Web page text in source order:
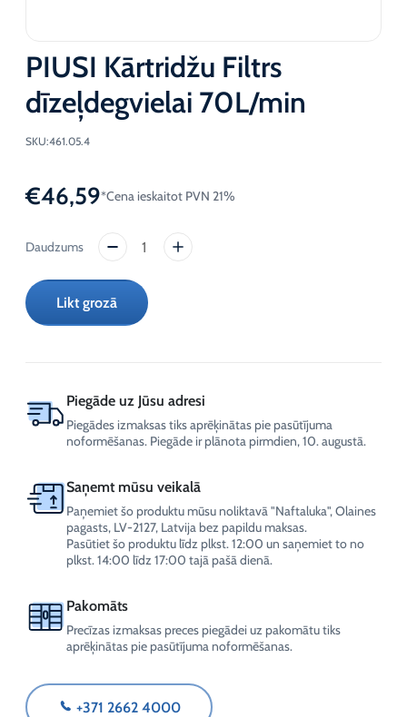
PIUSI Kārtridžu Filtrs
dīzeļdegvielai 70L/min
SKU:461.05.4
€46,59*Cena ieskaitot PVN 21%
PIUSI
Filtrs
dīzeļdegvielai
70L/min
Likt grozā
Piegāde uz Jūsu adresi
Piegādes izmaksas tiks aprēķinātas pie pasūtījuma
noformēšanas. Piegāde ir plānota pirmdien, 10. augustā.
Saņemt mūsu veikalā
Paņemiet šo produktu mūsu noliktavā "Naftaluka", Olaines
pagasts, LV-2127, Latvija bez papildu maksas.
Pasūtiet šo produktu līdz plkst. 12:00 un saņemiet to no
plkst. 14:00 līdz 17:00 tajā pašā dienā.
Pakomāts
Precīzas izmaksas preces piegādei uz pakomātu tiks
aprēķinātas pie pasūtījuma noformēšanas.
+371 2662 4000